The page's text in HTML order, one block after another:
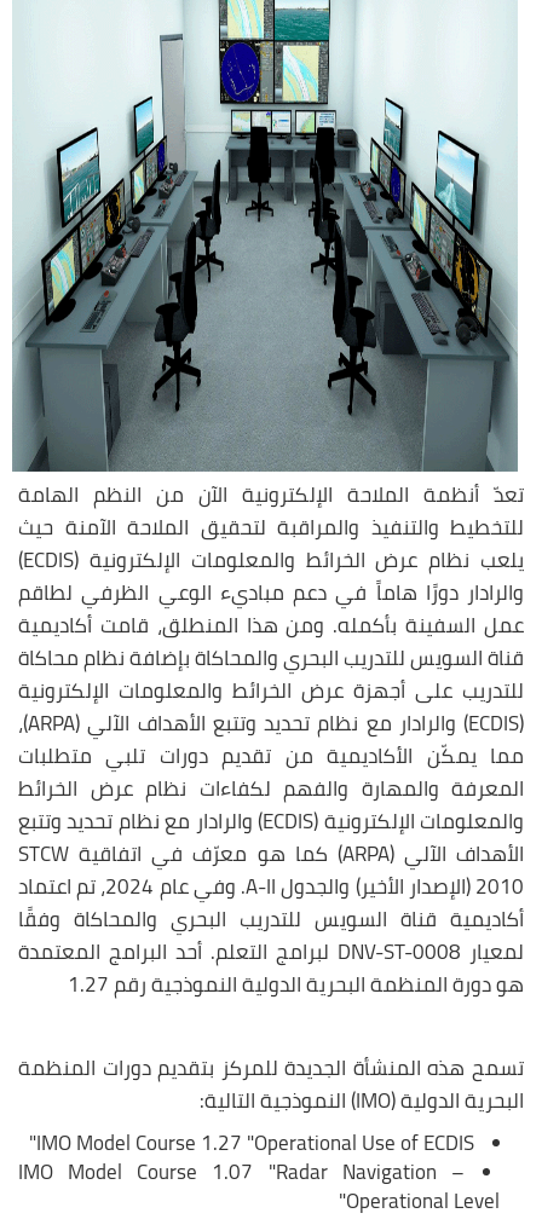
تعدّ أنظمة الملاحة الإلكترونية الآن من النظم الهامة
للتخطيط والتنفيذ والمراقبة لتحقيق الملاحة الآمنة حيث
يلعب نظام عرض الخرائط والمعلومات الإلكترونية (ECDIS)
والرادار دورًا هاماً في دعم مباديء الوعي الظرفي لطاقم
عمل السفينة بأكمله. ومن هذا المنطلق، قامت أكاديمية
قناة السويس للتدريب البحري والمحاكاة بإضافة نظام محاكاة
للتدريب على أجهزة عرض الخرائط والمعلومات الإلكترونية
(ECDIS) والرادار مع نظام تحديد وتتبع الأهداف الآلي (ARPA)،
مما يمكّن الأكاديمية من تقديم دورات تلبي متطلبات
المعرفة والمهارة والفهم لكفاءات نظام عرض الخرائط
والمعلومات الإلكترونية (ECDIS) والرادار مع نظام تحديد وتتبع
الأهداف الآلي (ARPA) كما هو معرّف في اتفاقية STCW
2010 (الإصدار الأخير) والجدول A-II. وفي عام 2024، تم اعتماد
أكاديمية قناة السويس للتدريب البحري والمحاكاة وفقًا
لمعيار DNV-ST-0008 لبرامج التعلم. أحد البرامج المعتمدة
هو دورة المنظمة البحرية الدولية النموذجية رقم 1.27
تسمح هذه المنشأة الجديدة للمركز بتقديم دورات المنظمة
البحرية الدولية (IMO) النموذجية التالية:
IMO Model Course 1.27 "Operational Use of ECDIS"
IMO Model Course 1.07 "Radar Navigation –
Operational Level"